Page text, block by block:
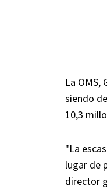
La OMS,
siendo
10,3
"La
lugar de
director